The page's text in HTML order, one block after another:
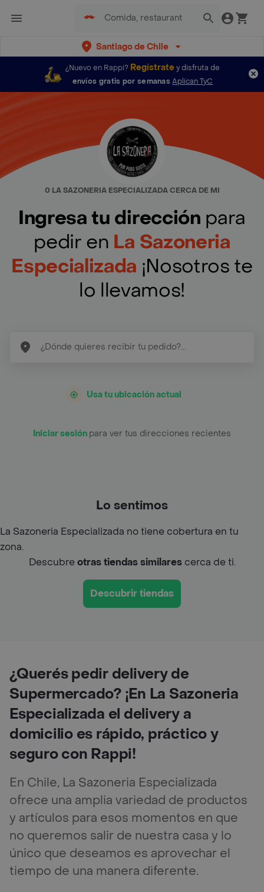
Santiago de Chile
¿Nuevo en Rappi? Regístratey disfruta de
envíos gratis por semanas Aplican TyC
0 LA SAZONERIA ESPECIALIZADA CERCA DE MI
Ingresa tu dirección para
pedir en La Sazoneria
Especializada ¡Nosotros te
lo llevamos!
Usa tu ubicación actual
Iniciar sesión para ver tus direcciones recientes
Lo sentimos
La Sazoneria Especializada no tiene cobertura en tu
zona.
Descubreotras tiendas similarescerca de ti.
Descubrir tiendas
¿Querés pedir delivery de
Supermercado? ¡En La Sazoneria
Especializada el delivery a
domicilio es rápido, práctico y
seguro con Rappi!
En Chile, La Sazoneria Especializada
ofrece una amplia variedad de productos
y artículos para esos momentos en que
no queremos salir de nuestra casa y lo
único que deseamos es aprovechar el
tiempo de una manera diferente.